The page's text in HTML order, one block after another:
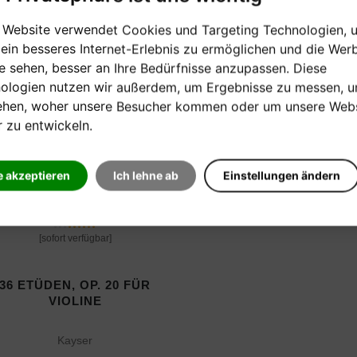
Website verwendet Cookies und Targeting Technologien,
besseres Internet-Erlebnis zu ermöglichen und die
sehen, besser an Ihre Bedürfnisse anzupassen. Diese
nutzen wir außerdem, um Ergebnisse zu messen,
woher unsere Besucher kommen oder um unsere
zu entwickeln.
akzeptieren Ich lehne ab Einstellungen ändern
Produkte
[sofort verfügbar]
36 ETÜDEN, OP. 20 FÜR
VIOLINE
Kayser